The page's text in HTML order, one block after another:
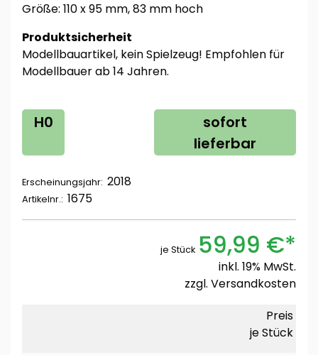
Größe: 110 x 95 mm, 83 mm hoch
Produktsicherheit
Modellbauartikel, kein Spielzeug! Empfohlen für
Modellbauer ab 14 Jahren.
H0
sofort
lieferbar
Erscheinungsjahr: 2018
Artikelnr.: 1675
je Stück 59,99 €*
inkl. 19% MwSt.
zzgl. Versandkosten
Preis
je Stück